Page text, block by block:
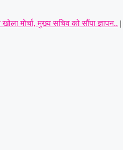
मोर्चा, मुख्य सचिव को सौंपा ज्ञापन.. |
की प्रमुख मांगें